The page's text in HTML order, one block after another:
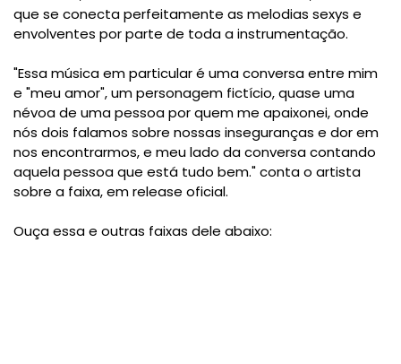
que se conecta perfeitamente as melodias sexys e
envolventes por parte de toda a instrumentação.
"Essa música em particular é uma conversa entre mim
e "meu amor", um personagem fictício, quase uma
névoa de uma pessoa por quem me apaixonei, onde
nós dois falamos sobre nossas inseguranças e dor em
nos encontrarmos, e meu lado da conversa contando
aquela pessoa que está tudo bem." conta o artista
sobre a faixa, em release oficial.
Ouça essa e outras faixas dele abaixo: